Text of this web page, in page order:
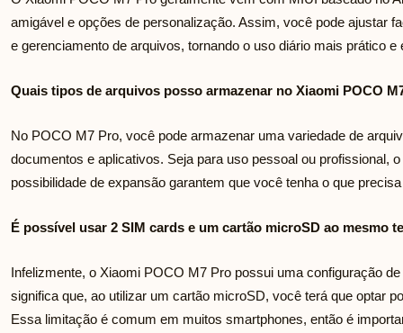
amigável e opções de personalização. Assim, você pode ajustar
e gerenciamento de arquivos, tornando o uso diário mais prático e
Quais tipos de arquivos posso armazenar no Xiaomi POCO
No POCO M7 Pro, você pode armazenar uma variedade de
documentos e aplicativos. Seja para uso pessoal ou profissional,
possibilidade de expansão garantem que você tenha o que
É possível usar 2 SIM cards e um cartão microSD ao mesmo
Infelizmente, o Xiaomi POCO M7 Pro possui uma configuração
significa que, ao utilizar um cartão microSD, você terá que optar
Essa limitação é comum em muitos smartphones, então é